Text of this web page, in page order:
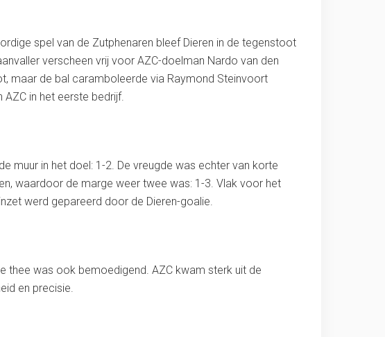
spel van de Zutphenaren bleef Dieren in de tegenstoot
verscheen vrij voor AZC-doelman Nardo van den
maar de bal caramboleerde via Raymond Steinvoort
in het eerste bedrijf.
muur in het doel: 1-2. De vreugde was echter van korte
waardoor de marge weer twee was: 1-3. Vlak voor het
werd gepareerd door de Dieren-goalie.
thee was ook bemoedigend. AZC kwam sterk uit de
en precisie.